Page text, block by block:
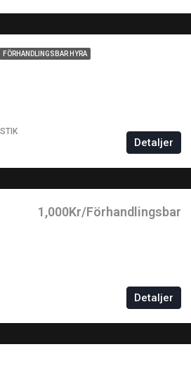
FÖRHANDLINGSBAR HYRA
Detaljer
1,000Kr/Förhandlingsbar
Detaljer